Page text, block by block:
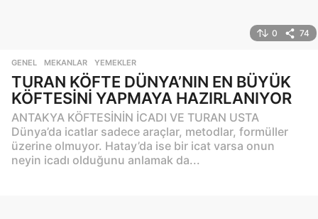
0 74
GENEL ,MEKANLAR ,YEMEKLER
TURAN KÖFTE DÜNYA’NIN EN BÜYÜK
KÖFTESİNİ YAPMAYA HAZIRLANIYOR
ANTAKYA KÖFTESİNİN İCADI VE TURAN USTA
Dünya’da icatlar sadece araçlar, metodlar, formüller
üzerine olmuyor. Hatay’da ise bir icat varsa onun
neyin icadı olduğunu anlamak da...